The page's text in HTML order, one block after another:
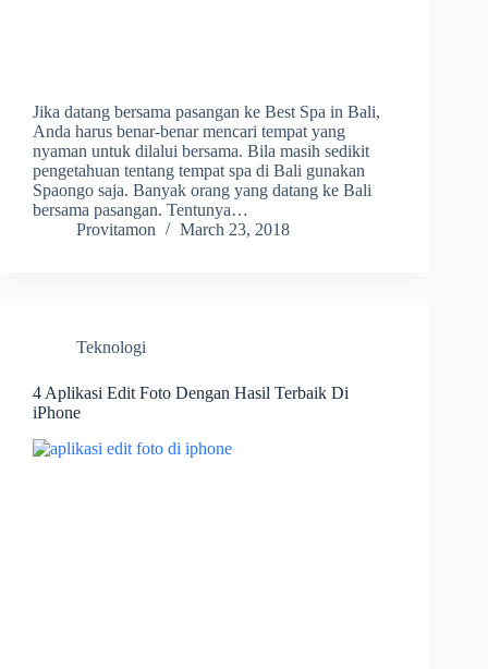
Jika datang bersama pasangan ke Best Spa in Bali,
Anda harus benar-benar mencari tempat yang
nyaman untuk dilalui bersama. Bila masih sedikit
pengetahuan tentang tempat spa di Bali gunakan
Spaongo saja. Banyak orang yang datang ke Bali
bersama pasangan. Tentunya…
Provitamon
March 23, 2018
Teknologi
4 Aplikasi Edit Foto Dengan Hasil Terbaik Di
iPhone